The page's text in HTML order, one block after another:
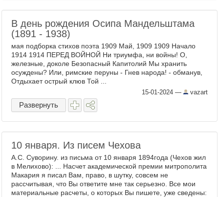
В день рождения Осипа Мандельштама
(1891 - 1938)
мая подборка стихов поэта 1909 Май, 1909 1909 Начало
1914 1914 ПЕРЕД ВОЙНОЙ Ни триумфа, ни войны! О,
железные, доколе Безопасный Капитолий Мы хранить
осуждены? Или, римские перуны - Гнев народа! - обманув,
Отдыхает острый клюв Той ...
15-01-2024 — vazart
Развернуть
10 января. Из писем Чехова
А.С. Суворину. из письма от 10 января 1894года (Чехов жил
в Мелихово): ... Насчет академической премии митрополита
Макария я писал Вам, право, в шутку, совсем не
рассчитывая, что Вы ответите мне так серьезно. Все мои
материальные расчеты, о которых Вы пишете, уже сведены: